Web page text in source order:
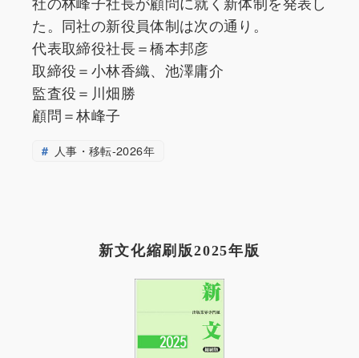
た。同社の新役員体制は次の通り。
代表取締役社長＝橋本邦彦
取締役＝小林香織、池澤庸介
監査役＝川畑勝
顧問＝林峰子
人事・移転-2026年
新文化縮刷版2025年版